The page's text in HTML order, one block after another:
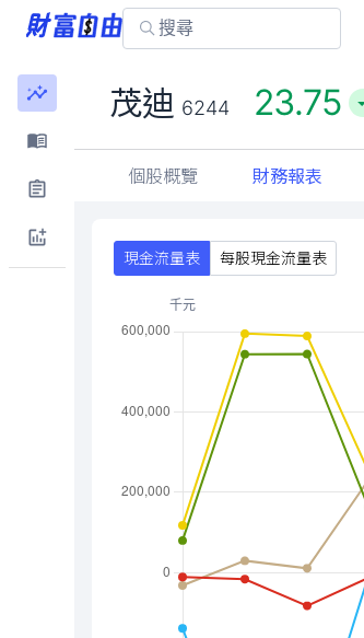
茂迪 6244 23.75
個股概覽 財務報表
現金流量表 每股現金流量表